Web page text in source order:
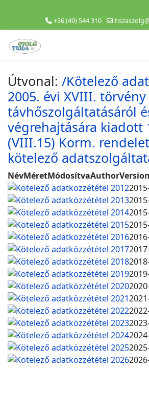
+36 (49) 544 310
Útvonal: /Kötelező
2005. évi XVIII. törvény
távhőszolgáltatásáról
végrehajtására kiadott
(VIII.15) Korm.
kötelező
NévMéretMódosítvaAuthorVersion
Kötelező adatközzététel 2012
Kötelező adatközzététel 2013
Kötelező adatközzététel 2014
Kötelező adatközzététel 2015
Kötelező adatközzététel 2016
Kötelező adatközzététel 2017
Kötelező adatközzététel 2018
Kötelező adatközzététel 2019
Kötelező adatközzététel 2020
Kötelező adatközzététel 2021
Kötelező adatközzététel 2022
Kötelező adatközzététel 2023
Kötelező adatközzététel 2024
Kötelező adatközzététel 2025
Kötelező adatközzététel 2026